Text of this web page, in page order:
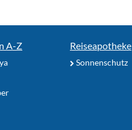
A-Z Reiseapotheke
Sonnenschutz